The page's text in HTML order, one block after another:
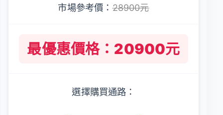
市場參考價：28900元
最優惠價格：20900元
選擇購買通路：